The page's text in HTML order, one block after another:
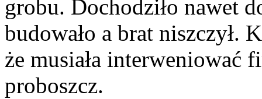
grobu. Dochodziło nawet
budowało a brat niszczył.
że musiała interweniować
proboszcz.